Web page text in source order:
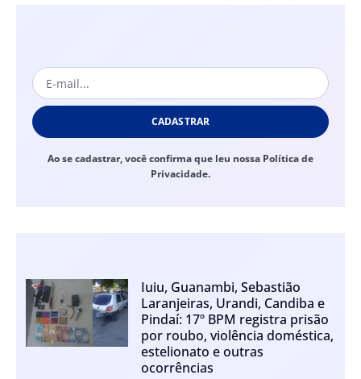
CADASTRAR
Ao se cadastrar, você confirma que leu nossa Política de
Privacidade.
Iuiu, Guanambi, Sebastião
Laranjeiras, Urandi, Candiba e
Pindaí: 17º BPM registra prisão
por roubo, violência doméstica,
estelionato e outras
ocorrências